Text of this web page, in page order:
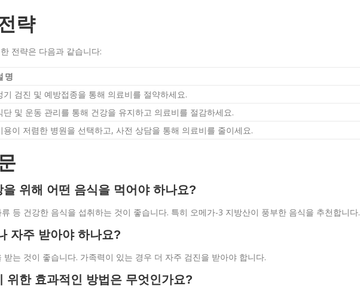
략
전략은 다음과 같습니다:
명
기 검진 및 예방접종을 통해 의료비를 절약하세요.
단 및 운동 관리를 통해 건강을 유지하고 의료비를 절감하세요.
용이 저렴한 병원을 선택하고, 사전 상담을 통해 의료비를 줄이세요.
위해 어떤 음식을 먹어야 하나요?
등 건강한 음식을 섭취하는 것이 좋습니다. 특히 오메가-3 지방산이 풍부한 음식을 추천합니다.
자주 받아야 하나요?
는 것이 좋습니다. 가족력이 있는 경우 더 자주 검진을 받아야 합니다.
위한 효과적인 방법은 무엇인가요?